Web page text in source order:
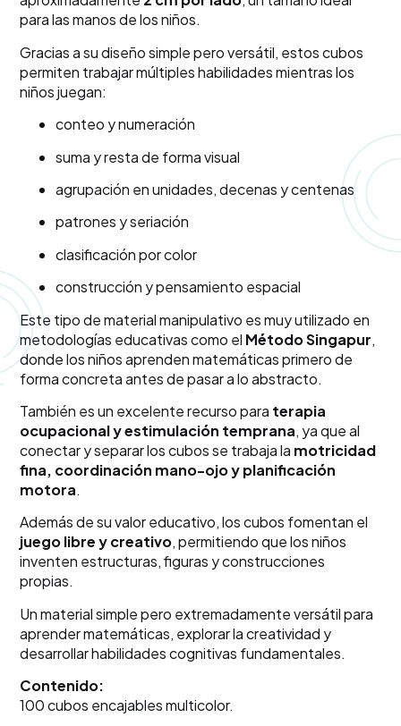
para las manos de los niños.
Gracias a su diseño simple pero versátil, estos cubos
permiten trabajar múltiples habilidades mientras los
niños juegan:
conteo y numeración
suma y resta de forma visual
agrupación en unidades, decenas y centenas
patrones y seriación
clasificación por color
construcción y pensamiento espacial
Este tipo de material manipulativo es muy utilizado en
metodologías educativas como el Método Singapur,
donde los niños aprenden matemáticas primero de
forma concreta antes de pasar a lo abstracto.
También es un excelente recurso para terapia
ocupacional y estimulación temprana, ya que al
conectar y separar los cubos se trabaja la motricidad
fina, coordinación mano-ojo y planificación
motora.
Además de su valor educativo, los cubos fomentan el
juego libre y creativo, permitiendo que los niños
inventen estructuras, figuras y construcciones
propias.
Un material simple pero extremadamente versátil para
aprender matemáticas, explorar la creatividad y
desarrollar habilidades cognitivas fundamentales.
Contenido:
100 cubos encajables multicolor.